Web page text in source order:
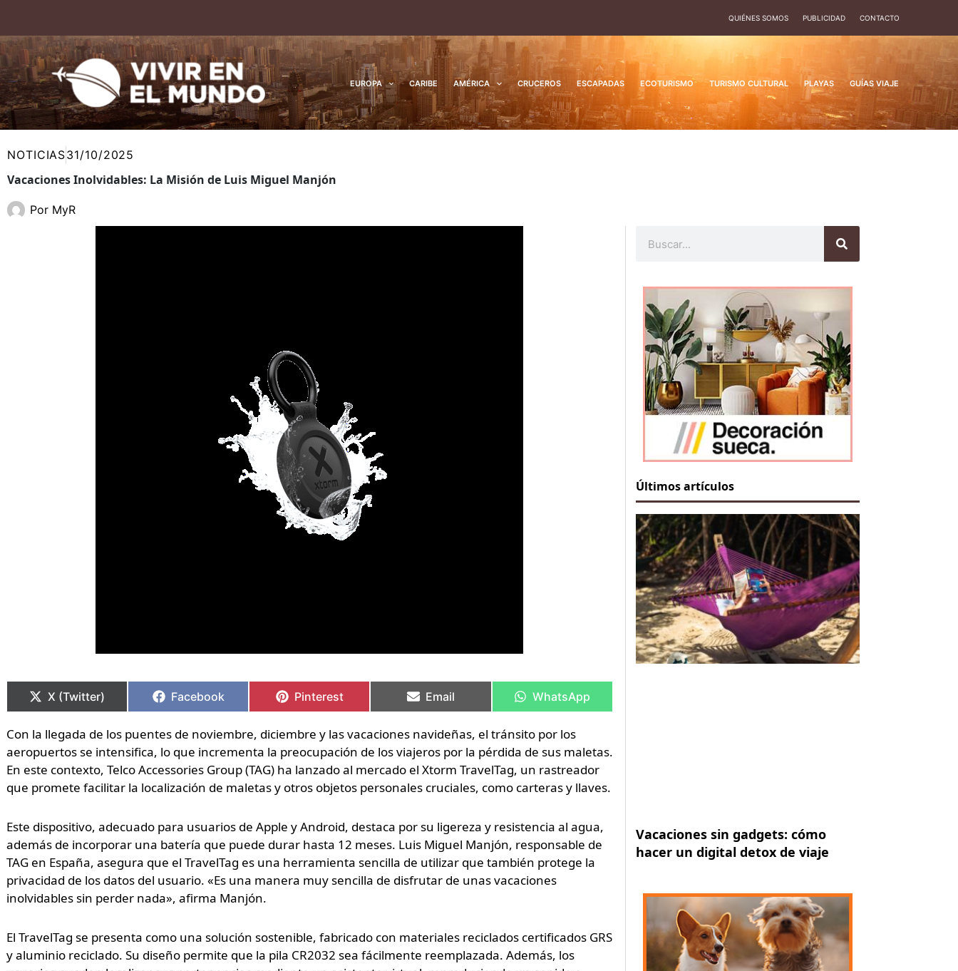
contenido
QUIÉNES SOMOS PUBLICIDAD CONTACTO
EUROPA CARIBE AMÉRICA CRUCEROS ESCAPADAS ECOTURISMO TURISMO CULTURAL PLAYAS GUÍAS VIAJE
NOTICIAS31/10/2025
Vacaciones Inolvidables: La Misión de Luis Miguel Manjón
Por MyR
en
X (Twitter)
en
Facebook
en
Pinterest
en
Email
en
WhatsApp
Con la llegada de los puentes de noviembre, diciembre y las vacaciones navideñas, el tránsito por los
aeropuertos se intensifica, lo que incrementa la preocupación de los viajeros por la pérdida de sus maletas.
En este contexto, Telco Accessories Group (TAG) ha lanzado al mercado el Xtorm TravelTag, un rastreador
que promete facilitar la localización de maletas y otros objetos personales cruciales, como carteras y llaves.
Este dispositivo, adecuado para usuarios de Apple y Android, destaca por su ligereza y resistencia al agua,
además de incorporar una batería que puede durar hasta 12 meses. Luis Miguel Manjón, responsable de
TAG en España, asegura que el TravelTag es una herramienta sencilla de utilizar que también protege la
privacidad de los datos del usuario. «Es una manera muy sencilla de disfrutar de unas vacaciones
inolvidables sin perder nada», afirma Manjón.
El TravelTag se presenta como una solución sostenible, fabricado con materiales reciclados certificados GRS
y aluminio reciclado. Su diseño permite que la pila CR2032 sea fácilmente reemplazada. Además, los
en
en
en
en
en
Últimos artículos
Vacaciones sin gadgets: cómo
hacer un digital detox de viaje